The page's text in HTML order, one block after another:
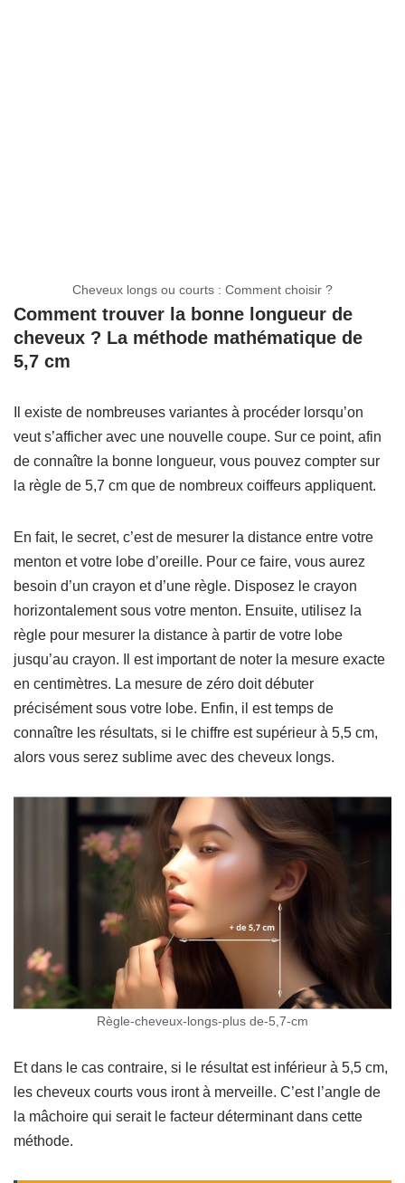
Cheveux longs ou courts : Comment choisir ?
Comment trouver la bonne longueur de
cheveux ? La méthode mathématique de
5,7 cm
Il existe de nombreuses variantes à procéder lorsqu’on
veut s’afficher avec une nouvelle coupe. Sur ce point, afin
de connaître la bonne longueur, vous pouvez compter sur
la règle de 5,7 cm que de nombreux coiffeurs appliquent.
En fait, le secret, c’est de mesurer la distance entre votre
menton et votre lobe d’oreille. Pour ce faire, vous aurez
besoin d’un crayon et d’une règle. Disposez le crayon
horizontalement sous votre menton. Ensuite, utilisez la
règle pour mesurer la distance à partir de votre lobe
jusqu’au crayon. Il est important de noter la mesure exacte
en centimètres. La mesure de zéro doit débuter
précisément sous votre lobe. Enfin, il est temps de
connaître les résultats, si le chiffre est supérieur à 5,5 cm,
alors vous serez sublime avec des cheveux longs.
Règle-cheveux-longs-plus de-5,7-cm
Et dans le cas contraire, si le résultat est inférieur à 5,5 cm,
les cheveux courts vous iront à merveille. C’est l’angle de
la mâchoire qui serait le facteur déterminant dans cette
méthode.